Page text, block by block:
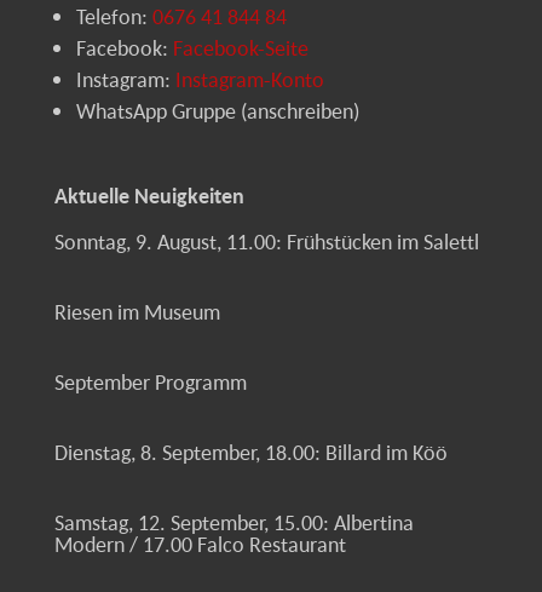
Telefon: 0676 41 844 84
Facebook: Facebook-Seite
Instagram: Instagram-Konto
WhatsApp Gruppe (anschreiben)
Aktuelle Neuigkeiten
Sonntag, 9. August, 11.00: Frühstücken im Salettl
Riesen im Museum
September Programm
Dienstag, 8. September, 18.00: Billard im Köö
Samstag, 12. September, 15.00: Albertina
Modern / 17.00 Falco Restaurant